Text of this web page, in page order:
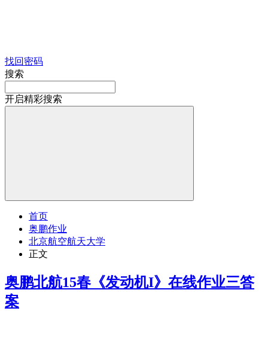
找回密码
搜索
开启精彩搜索
首页
奥鹏作业
北京航空航天大学
正文
奥鹏北航15春《发动机I》在线作业三答
案